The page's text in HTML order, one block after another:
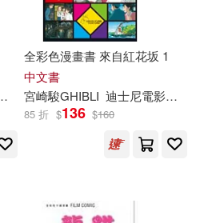
全彩色漫畫書 來自紅花坂 1
中文書
宮崎駿GHIBLI 迪士尼電影公司
85 折 $136 $160